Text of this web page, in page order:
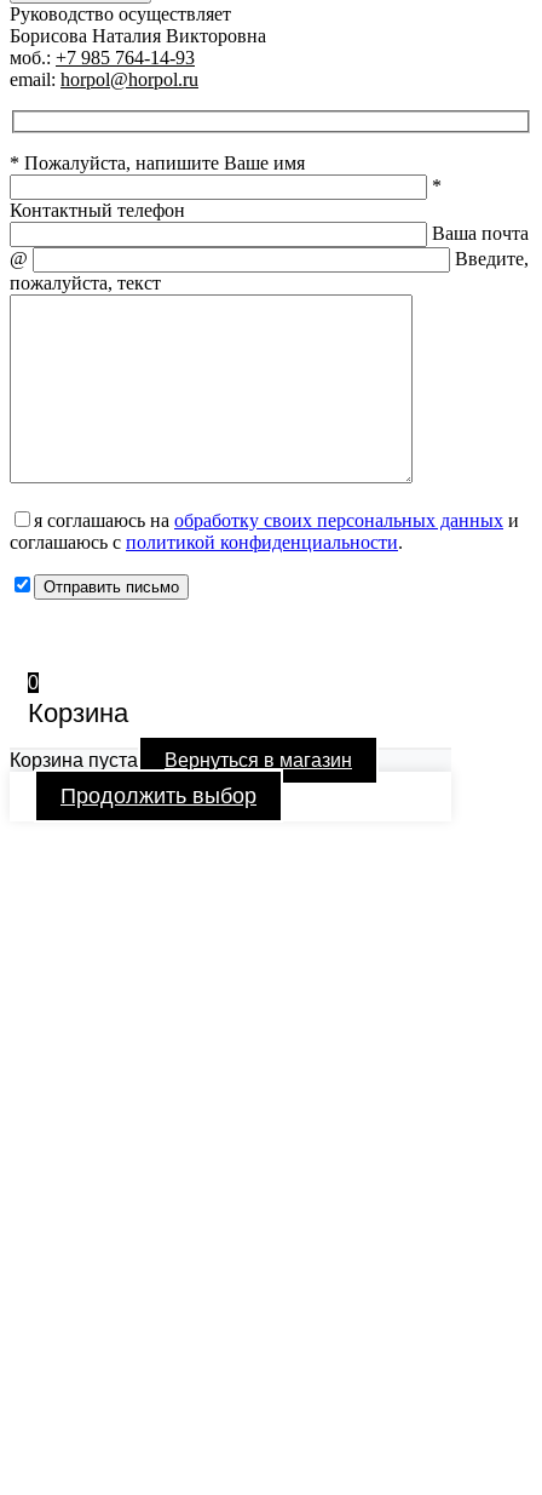
Руководство осуществляет
Борисова Наталия Викторовна
моб.: +7 985 764-14-93
email: horpol@horpol.ru
* Пожалуйста, напишите Ваше имя
*
Контактный телефон
Ваша почта
@
Введите,
пожалуйста, текст
я соглашаюсь на обработку своих персональных данных и
соглашаюсь с политикой конфиденциальности.
0
Корзина
Корзина пуста Вернуться в магазин
Продолжить выбор